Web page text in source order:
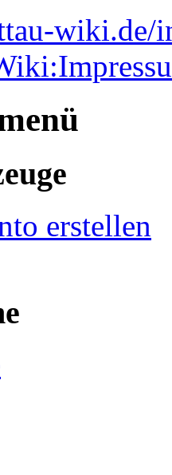
wiki.de/
erstellen